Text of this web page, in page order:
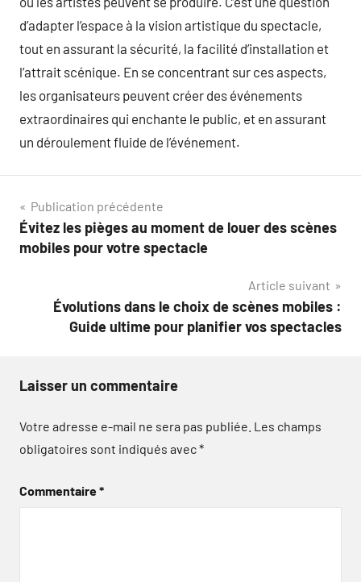
d’adapter l’espace à la vision artistique du spectacle,
tout en assurant la sécurité, la facilité d’installation et
l’attrait scénique. En se concentrant sur ces aspects,
les organisateurs peuvent créer des événements
extraordinaires qui enchante le public, et en assurant
un déroulement fluide de l’événement.
Navigation
de
Publication précédente
Évitez les pièges au moment de louer des scènes
mobiles pour votre spectacle
Article suivant
Évolutions dans le choix de scènes mobiles :
Guide ultime pour planifier vos spectacles
Laisser un commentaire
Votre adresse e-mail ne sera pas publiée. Les champs
obligatoires sont indiqués avec*
Commentaire*